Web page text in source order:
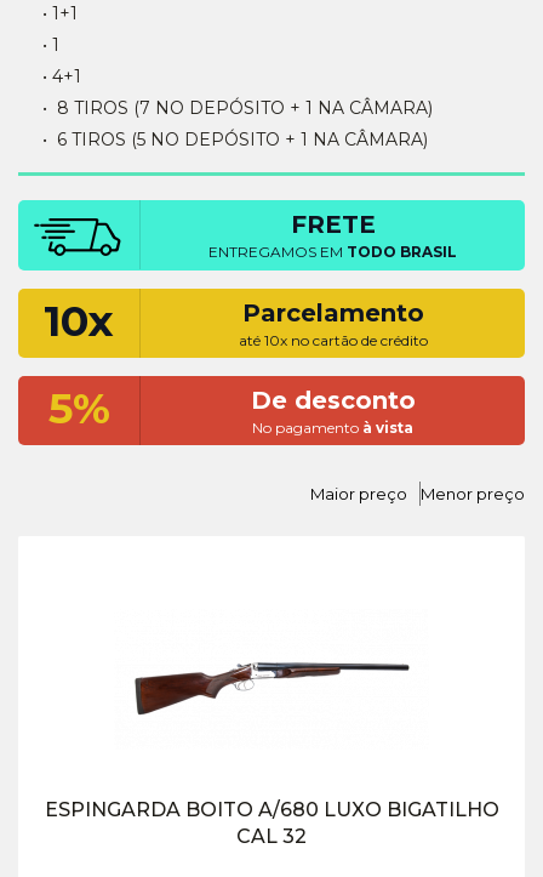
• 1+1
• 1
• 4+1
• 8 TIROS (7 NO DEPÓSITO + 1 NA CÂMARA)
• 6 TIROS (5 NO DEPÓSITO + 1 NA CÂMARA)
FRETE
ENTREGAMOS EM TODO BRASIL
10x Parcelamento
até 10x no cartão de crédito
5% De desconto
No pagamento à vista
Maior preço Menor preço
ESPINGARDA BOITO A/680 LUXO BIGATILHO
CAL 32